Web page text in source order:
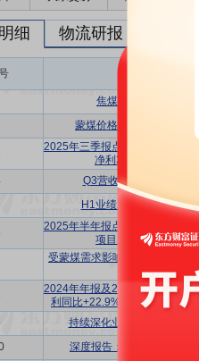
细 物流研报 物流
焦煤迎催化，布局正
蒙煤价格承压，全年业绩
2025年三季报点评：业绩符合预
净利3.1亿元，环比
Q3营收同比增长 业绩降
H1业绩承压 反内卷H2业
2025年半年报点评：25Q2业绩
项目25H1毛利同比
受蒙煤需求影响业绩低于预期，
发展
2024年年报及2025年一季报点
利同比+22.9%，非洲跨境物流
持续深化业务模式 盈利规模
深度报告：矿产物流出海，